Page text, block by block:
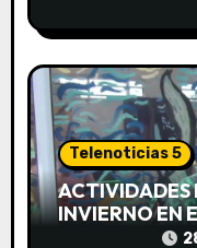
a
s
Telenoticias 5
ACTIVIDADES
INVIERNO EN